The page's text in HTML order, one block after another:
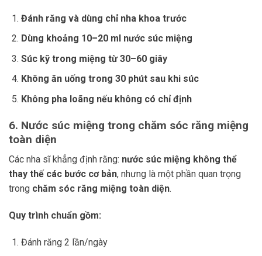
Đánh răng và dùng chỉ nha khoa trước
Dùng khoảng 10–20 ml nước súc miệng
Súc kỹ trong miệng từ 30–60 giây
Không ăn uống trong 30 phút sau khi súc
Không pha loãng nếu không có chỉ định
6. Nước súc miệng trong chăm sóc răng miệng
toàn diện
Các nha sĩ khẳng định rằng: nước súc miệng không thể
thay thế các bước cơ bản, nhưng là một phần quan trọng
trong chăm sóc răng miệng toàn diện.
Quy trình chuẩn gồm:
Đánh răng 2 lần/ngày